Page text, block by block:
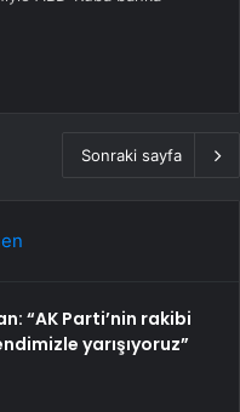
Sonraki sayfa
“AK Parti’nin rakibi
yarışıyoruz”